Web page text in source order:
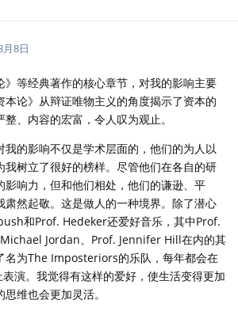
8日
》等经典著作的核心章节，对我的影响主要
本论》从辩证唯物主义的角度揭示了资本的
、内容的宏富，令人叹为观止。
我的影响不仅是学术层面的，他们的为人以
我树立了很好的榜样。尽管他们在各自的研
影响力，但和他们相处，他们的谦逊、平
肃然起敬。这是做人的一种境界。除了潜心
和Prof. Hedeker还爱好音乐，其中Prof.
Jordan、Prof. Jennifer Hill在内的其
名为The Imposteriors的乐队，每年都会在
演。我觉得有这样的爱好，使生活变得更加
维也会更加灵活。